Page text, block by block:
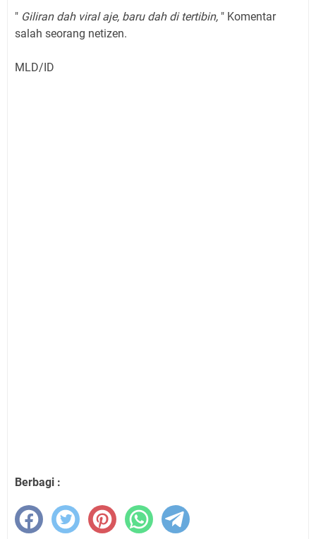
" Giliran dah viral aje, baru dah di tertibin, " Komentar
salah seorang netizen.
MLD/ID
Berbagi :